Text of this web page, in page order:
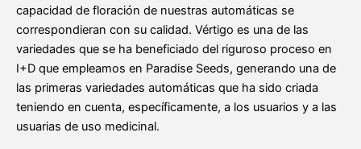
capacidad de floración de nuestras automáticas se
correspondieran con su calidad. Vértigo es una de las
variedades que se ha beneficiado del riguroso proceso en
I+D que empleamos en Paradise Seeds, generando una de
las primeras variedades automáticas que ha sido criada
teniendo en cuenta, específicamente, a los usuarios y a las
usuarias de uso medicinal.